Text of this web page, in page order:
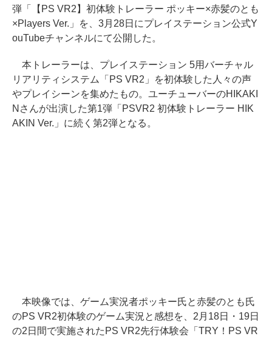
弾「【PS VR2】初体験トレーラー ポッキー×赤髪のとも
×Players Ver.」を、3月28日にプレイステーション公式Y
ouTubeチャンネルにて公開した。
本トレーラーは、プレイステーション 5用バーチャル
リアリティシステム「PS VR2」を初体験した人々の声
やプレイシーンを集めたもの。ユーチューバーのHIKAKI
Nさんが出演した第1弾「PSVR2 初体験トレーラー HIK
AKIN Ver.」に続く第2弾となる。
本映像では、ゲーム実況者ポッキー氏と赤髪のとも氏
のPS VR2初体験のゲーム実況と感想を、2月18日・19日
の2日間で実施されたPS VR2先行体験会「TRY！PS VR